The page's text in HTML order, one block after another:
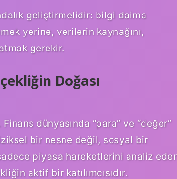
geliştirmelidir: bilgi daima
yerine, verilerin kaynağını,
gerekir.
Doğası
dünyasında “para” ve “değer”
bir nesne değil, sosyal bir
piyasa hareketlerini analiz
aktif bir katılımcısıdır.